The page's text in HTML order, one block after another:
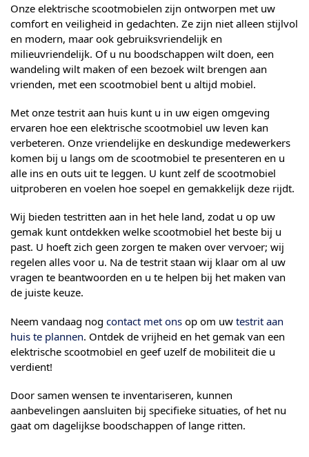
Onze elektrische scootmobielen zijn ontworpen met uw
comfort en veiligheid in gedachten. Ze zijn niet alleen stijlvol
en modern, maar ook gebruiksvriendelijk en
milieuvriendelijk. Of u nu boodschappen wilt doen, een
wandeling wilt maken of een bezoek wilt brengen aan
vrienden, met een scootmobiel bent u altijd mobiel.
Met onze testrit aan huis kunt u in uw eigen omgeving
ervaren hoe een elektrische scootmobiel uw leven kan
verbeteren. Onze vriendelijke en deskundige medewerkers
komen bij u langs om de scootmobiel te presenteren en u
alle ins en outs uit te leggen. U kunt zelf de scootmobiel
uitproberen en voelen hoe soepel en gemakkelijk deze rijdt.
Wij bieden testritten aan in het hele land, zodat u op uw
gemak kunt ontdekken welke scootmobiel het beste bij u
past. U hoeft zich geen zorgen te maken over vervoer; wij
regelen alles voor u. Na de testrit staan wij klaar om al uw
vragen te beantwoorden en u te helpen bij het maken van
de juiste keuze.
Neem vandaag nog contact met ons op om uw testrit aan
huis te plannen. Ontdek de vrijheid en het gemak van een
elektrische scootmobiel en geef uzelf de mobiliteit die u
verdient!
Door samen wensen te inventariseren, kunnen
aanbevelingen aansluiten bij specifieke situaties, of het nu
gaat om dagelijkse boodschappen of lange ritten.